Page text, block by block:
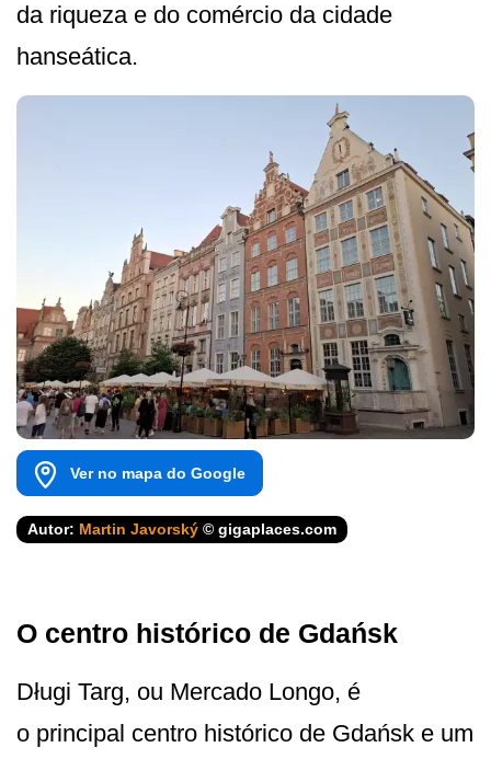
da riqueza e do comércio da cidade
hanseática.
Ver no mapa do Google
Autor: Martin Javorský © gigaplaces.com
O centro histórico de Gdańsk
Długi Targ, ou Mercado Longo, é
o principal centro histórico de Gdańsk e um